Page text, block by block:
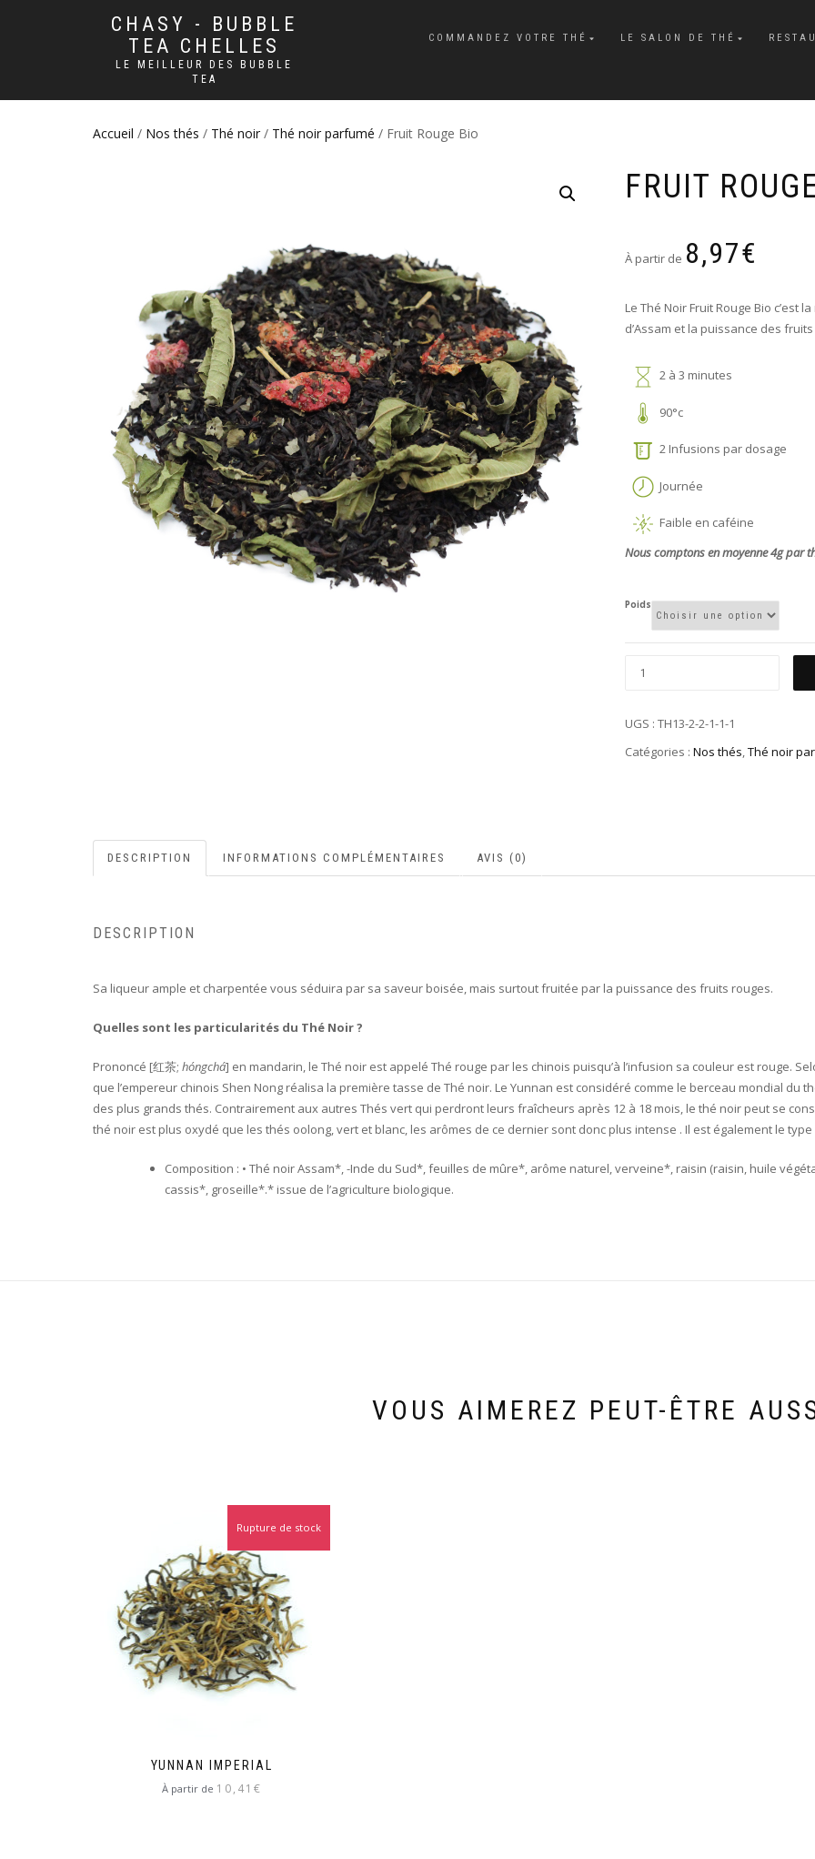
CHASY - BUBBLE
TEA CHELLES
LE MEILLEUR DES BUBBLE
TEA
COMMANDEZ VOTRE THÉ LE SALON DE THÉ
Accueil / Nos thés / Thé noir / Thé noir parfumé / Fruit Rouge Bio
FRUIT
À partir de 8,97€
Le Thé Noir Fruit Rouge Bio
d’Assam et la puissance des
2 à 3 minutes
90°c
2 Infusions par dosage
Journée
Faible en caféine
Nous comptons en moyenne 4g par
Poids
UGS : TH13-2-2-1-1-1
Catégories : Nos thés,Thé noir
DESCRIPTION INFORMATIONS COMPLÉMENTAIRES AVIS (0)
DESCRIPTION
Sa liqueur ample et charpentée vous séduira par sa saveur boisée, mais surtout fruitée par la puissance des fruits rouges.
Quelles sont les particularités du Thé Noir ?
Prononcé [红茶; hóngchá] en mandarin, le Thé noir est appelé Thé rouge par les chinois puisqu’à l’infusion sa couleur est rouge.
que l’empereur chinois Shen Nong réalisa la première tasse de Thé noir. Le Yunnan est considéré comme le berceau mondial du
des plus grands thés. Contrairement aux autres Thés vert qui perdront leurs fraîcheurs après 12 à 18 mois, le thé noir peut se
thé noir est plus oxydé que les thés oolong, vert et blanc, les arômes de ce dernier sont donc plus intense . Il est également le
Composition : • Thé noir Assam*, -Inde du Sud*, feuilles de mûre*, arôme naturel, verveine*, raisin (raisin, huile
cassis*, groseille*.* issue de l’agriculture biologique.
VOUS AIMEREZ PEUT-ÊTRE
YUNNAN IMPERIAL
À partir de 10,41€
Rupture de stock